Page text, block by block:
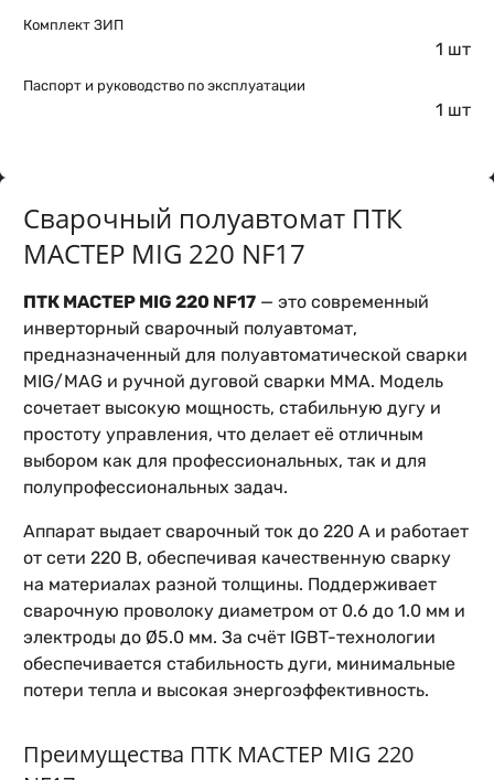
Комплект ЗИП
1 шт
Паспорт и руководство по эксплуатации
1 шт
Сварочный полуавтомат ПТК
МАСТЕР MIG 220 NF17
ПТК МАСТЕР MIG 220 NF17 — это современный
инверторный сварочный полуавтомат,
предназначенный для полуавтоматической сварки
MIG/MAG и ручной дуговой сварки MMA. Модель
сочетает высокую мощность, стабильную дугу и
простоту управления, что делает её отличным
выбором как для профессиональных, так и для
полупрофессиональных задач.
Аппарат выдает сварочный ток до 220 А и работает
от сети 220 В, обеспечивая качественную сварку
на материалах разной толщины. Поддерживает
сварочную проволоку диаметром от 0.6 до 1.0 мм и
электроды до Ø5.0 мм. За счёт IGBT-технологии
обеспечивается стабильность дуги, минимальные
потери тепла и высокая энергоэффективность.
Преимущества ПТК МАСТЕР MIG 220